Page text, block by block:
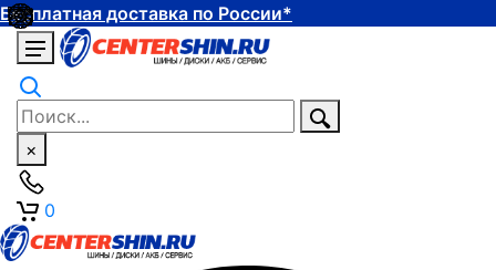
Бесплатная доставка по России*
×
0